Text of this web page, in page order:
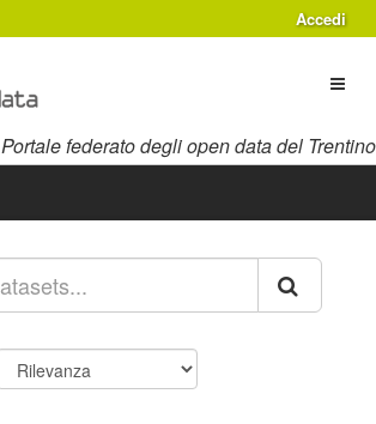
Accedi
Portale federato degli open data del Trentino